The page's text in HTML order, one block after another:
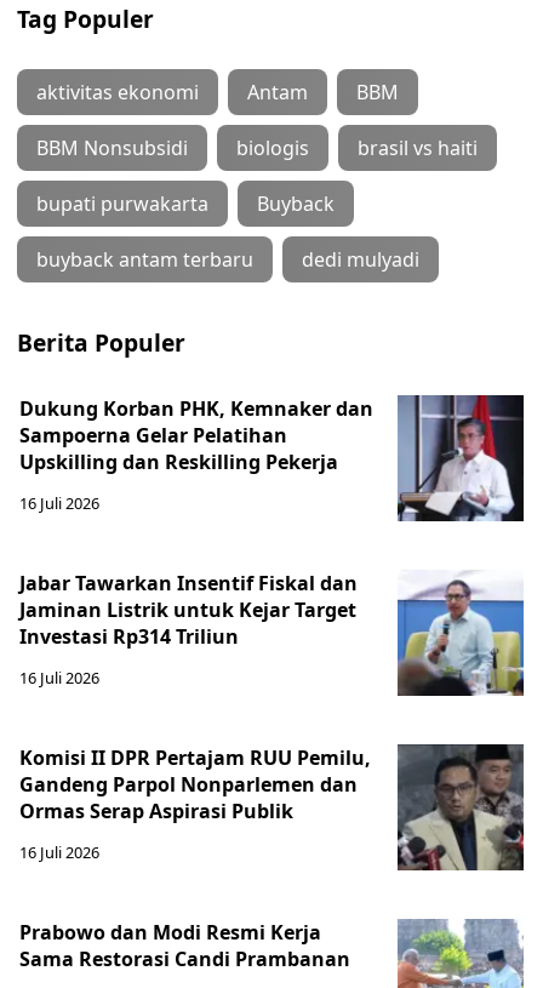
Tag Populer
aktivitas ekonomi Antam BBM
BBM Nonsubsidi biologis brasil vs haiti
bupati purwakarta Buyback
buyback antam terbaru dedi mulyadi
Berita Populer
Dukung Korban PHK, Kemnaker dan
Sampoerna Gelar Pelatihan
Upskilling dan Reskilling Pekerja
16 Juli 2026
Jabar Tawarkan Insentif Fiskal dan
Jaminan Listrik untuk Kejar Target
Investasi Rp314 Triliun
16 Juli 2026
Komisi II DPR Pertajam RUU Pemilu,
Gandeng Parpol Nonparlemen dan
Ormas Serap Aspirasi Publik
16 Juli 2026
Prabowo dan Modi Resmi Kerja
Sama Restorasi Candi Prambanan